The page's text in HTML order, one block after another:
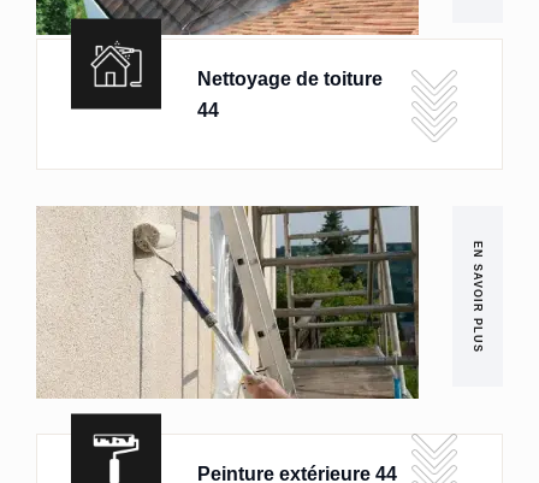
Nettoyage de toiture
44
EN SAVOIR PLUS
Peinture extérieure 44